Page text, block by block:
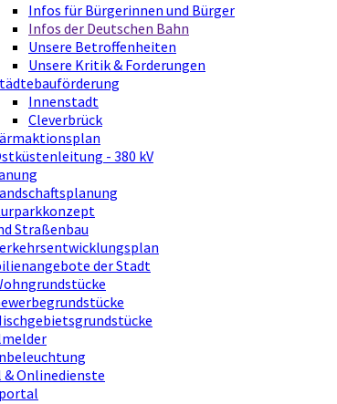
Infos für Bürgerinnen und Bürger
Infos der Deutschen Bahn
Unsere Betroffenheiten
Unsere Kritik & Forderungen
Innenstadt
Cleverbrück
- 380 kV
Straßenbau
der Stadt
Onlinedienste